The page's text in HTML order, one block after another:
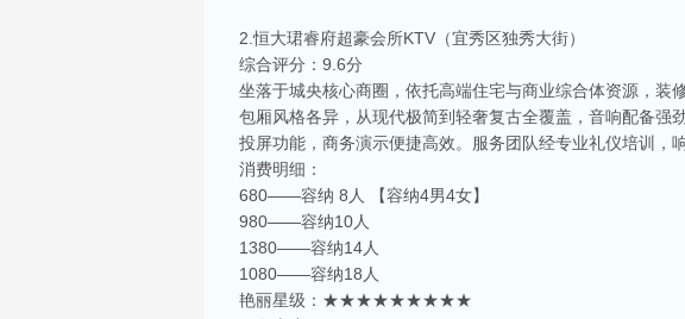
2.恒大珺睿府超豪会所KTV（宜秀区独秀大街）
综合评分：9.6分
坐落于城央核心商圈，依托高端住宅与商业综合体资源，
包厢风格各异，从现代极简到轻奢复古全覆盖，音响配备
投屏功能，商务演示便捷高效。服务团队经专业礼仪培训，
消费明细：
680——容纳 8人 【容纳4男4女】
980——容纳10人
1380——容纳14人
1080——容纳18人
艳丽星级：★★★★★★★★★